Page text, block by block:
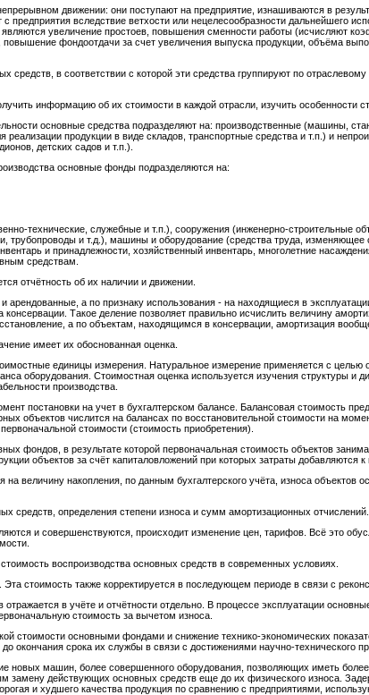
движении: они поступают на предприятие, изнашиваются в
вследствие ветхости или нецелесообразности дальнейшего
увеличение простоев, повышения сменности работы (исчисляют
повышение фондоотдачи за счет увеличения выпуска продукции, объёма
в соответствии с которой эти средства группируют по отраслевому
информацию об их стоимости в каждой отрасли, изучить особенности
основные средства подразделяют на: производственные (машины,
продукции в виде складов, транспортные средства и т.п.) и
детских садов и т.п.).
основные фонды подразделяются на:
технические, служебные и т.п.), сооружения (инженерно-строительные
трубопроводы и т.д.), машины и оборудование (средства труда,
и принадлежности, хозяйственный инвентарь, многолетние
средствам.
отчётность об их наличии и движении.
а по признаку использования - на находящиеся в
Такое деление позволяет правильно исчислить величину
а по объектам, находящимся в консервации, амортизация
имеет их обоснованная оценка.
единицы измерения. Натуральное измерение применяется с целью
оборудования. Стоимостная оценка используется изучения структуры и
производства.
постановки на учет в бухгалтерском балансе. Балансовая стоимость
объектов числится на балансах по восстановительной стоимости на
стоимости (стоимость приобретения).
фондов, в результате которой первоначальная стоимость объектов
объектов за счёт капиталовложений при которых затраты добавляются к
величину накопления, по данным бухгалтерского учёта, износа объектов
средств, определения степени износа и сумм амортизационных отчислений.
и совершенствуются, происходит изменение цен, тарифов. Всё это
воспроизводства основных средств в современных условиях.
стоимость также корректируется в последующем периоде в связи с
в учёте и отчётности отдельно. В процессе эксплуатации
стоимость за вычетом износа.
стоимости основными фондами и снижение технико-экономических
срока их службы в связи с достижениями научно-технического
новых машин, более совершенного оборудования, позволяющих иметь
замену действующих основных средств еще до их физического износа.
и худшего качества продукция по сравнению с предприятиями,